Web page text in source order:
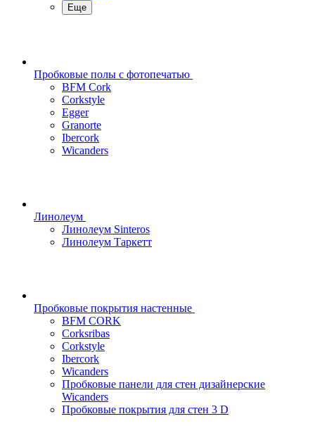
Еще
Пробковые полы с фотопечатью
BFM Cork
Corkstyle
Egger
Granorte
Ibercork
Wicanders
Линолеум
Линолеум Sinteros
Линолеум Таркетт
Пробковые покрытия настенные
BFM CORK
Corksribas
Corkstyle
Ibercork
Wicanders
Пробковые панели для стен дизайнерские
Wicanders
Пробковые покрытия для стен 3 D